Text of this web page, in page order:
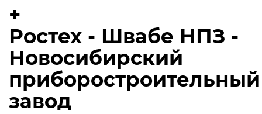
+
Ростех - Швабе НПЗ -
Новосибирский
приборостроительный
завод